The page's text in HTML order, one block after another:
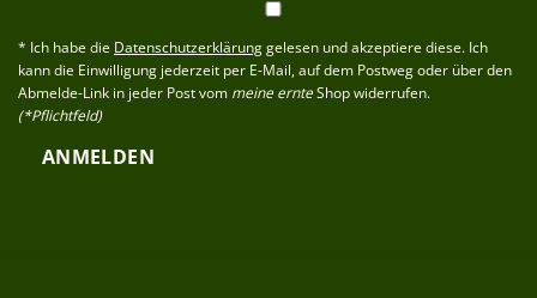
* Ich habe die Datenschutzerklärunggelesen und akzeptiere diese. Ich
kann die Einwilligung jederzeit per E-Mail, auf dem Postweg oder über den
Abmelde-Link in jeder Post vom meine ernteShop widerrufen.
(*Pflichtfeld)
ANMELDEN